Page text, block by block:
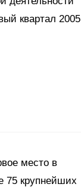
квартал 2005
место в
75 крупнейших